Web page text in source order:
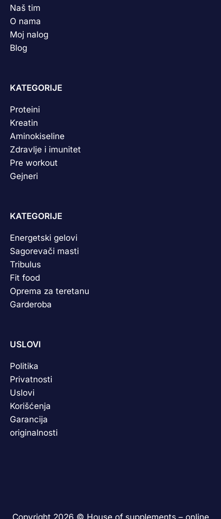
Naš tim
O nama
Moj nalog
Blog
KATEGORIJE
Proteini
Kreatin
Aminokiseline
Zdravlje i imunitet
Pre workout
Gejneri
KATEGORIJE
Energetski gelovi
Sagorevači masti
Tribulus
Fit food
Oprema za teretanu
Garderoba
USLOVI
Politika
Privatnosti
Uslovi
Korišćenja
Garancija
originalnosti
Copyright 2026 © House of supplements – online